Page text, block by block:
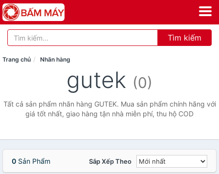
Tìm kiếm
Trang chủ Nhãn hàng
gutek (0)
Tất cả sản phẩm nhãn hàng GUTEK. Mua sản phẩm chính hãng với
giá tốt nhất, giao hàng tận nhà miễn phí, thu hộ COD
0 Sản Phẩm Sắp Xếp Theo